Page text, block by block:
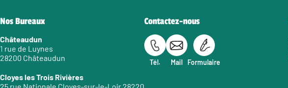
Nos Bureaux
Châteaudun
1 rue de Luynes
28200 Châteaudun
Cloyes les Trois Rivières
Contactez-nous
Tél. Mail Formulaire